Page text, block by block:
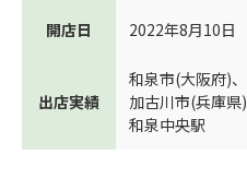
開店日 2022年8月10日
出店実績
和泉市(大阪府)、
加古川市(兵庫県)
和泉中央駅